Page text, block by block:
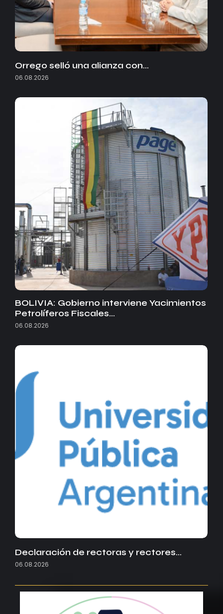
Orrego selló una alianza con…
06.08.2026
BOLIVIA: Gobierno interviene Yacimientos
Petrolíferos Fiscales…
06.08.2026
Declaración de rectoras y rectores…
06.08.2026